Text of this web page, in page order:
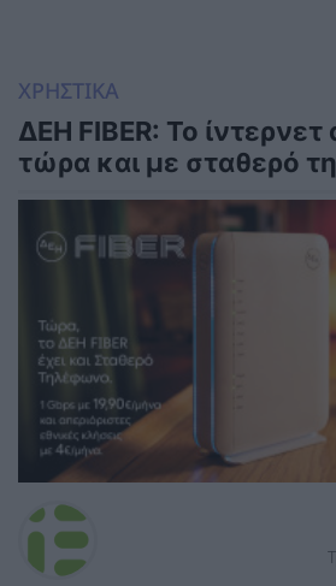
ΧΡΗΣΤΙΚΑ
ΔΕΗ FIBER: Το
τώρα και με σταθερό